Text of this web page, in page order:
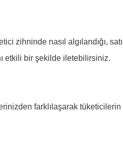
zihninde nasıl algılandığı,
etkili bir şekilde iletebilirsiniz.
farklılaşarak